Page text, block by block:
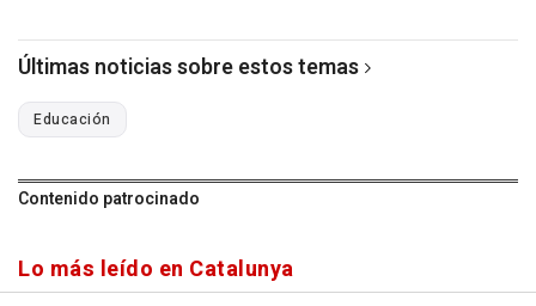
Últimas noticias sobre estos temas
Educación
Contenido patrocinado
Lo más leído en Catalunya